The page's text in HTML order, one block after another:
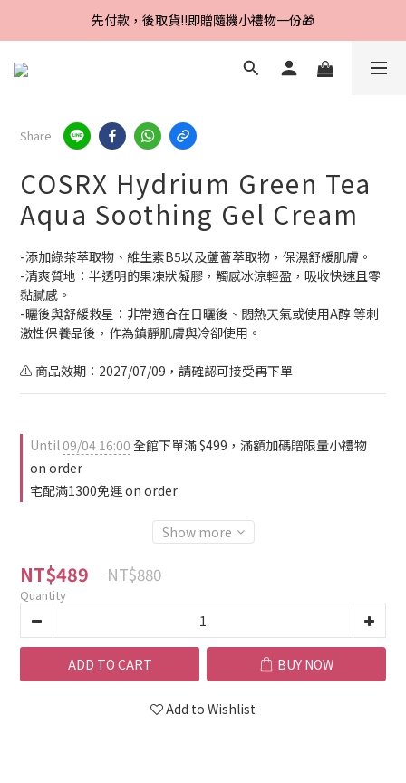
Line好友招募中，首購、回購皆贈100元
先付款，後取貨‼️即贈隨機小禮物一份🎁
Line好友招募中，首購、回購皆贈100元
Share
COSRX Hydrium Green Tea
Aqua Soothing Gel Cream
-添加綠茶萃取物、維生素B5以及蘆薈萃取物，保濕舒緩肌膚。
-清爽質地：半透明的果凍狀凝膠，觸感冰涼輕盈，吸收快速且零
黏膩感。
-曬後與舒緩救星：非常適合在日曬後、悶熱天氣或使用A醇 等刺
激性保養品後，作為鎮靜肌膚與冷卻使用。
⚠️ 商品效期：2027/07/09，請確認可接受再下單
Until09/04 16:00 全館下單滿 $499，滿額加碼贈限量小禮物
on order
宅配滿1300免運 on order
Show more
NT$489 NT$880
Quantity
ADD TO CART BUY NOW
Add to Wishlist